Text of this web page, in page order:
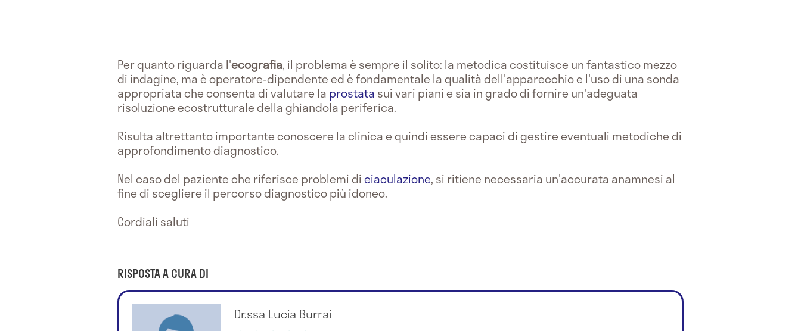
Per quanto riguarda l'ecografia, il problema è sempre il solito: la metodica costituisce un fantastico mezzo
di indagine, ma è operatore-dipendente ed è fondamentale la qualità dell'apparecchio e l'uso di una sonda
appropriata che consenta di valutare la prostata sui vari piani e sia in grado di fornire un'adeguata
risoluzione ecostrutturale della ghiandola periferica.
Risulta altrettanto importante conoscere la clinica e quindi essere capaci di gestire eventuali metodiche di
approfondimento diagnostico.
Nel caso del paziente che riferisce problemi dieiaculazione, si ritiene necessaria un'accurata anamnesi al
fine di scegliere il percorso diagnostico più idoneo.
Cordiali saluti
RISPOSTA A CURA DI
Dr.ssa Lucia Burrai